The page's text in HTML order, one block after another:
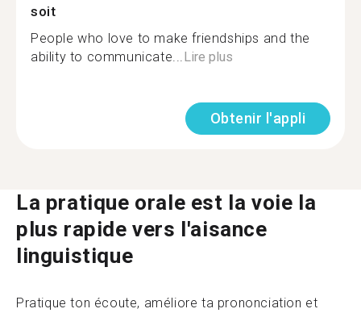
soit
People who love to make friendships and the
ability to communicate...Lire plus
Obtenir l'appli
La pratique orale est la voie la
plus rapide vers l'aisance
linguistique
Pratique ton écoute, améliore ta prononciation et